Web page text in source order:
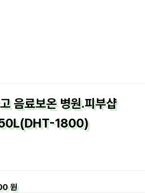
음료보온 병원.피부샵
1800)
원